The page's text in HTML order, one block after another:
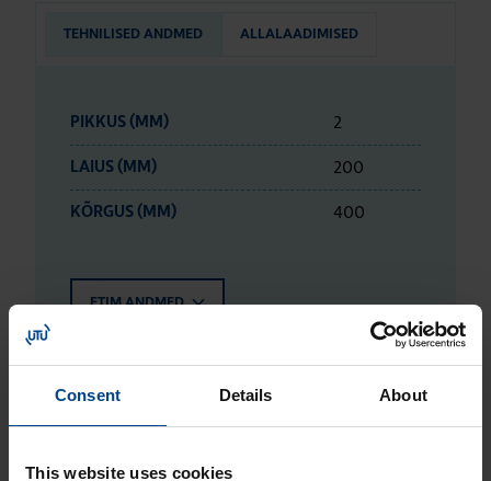
Consent Details About
This website uses cookies
TEHNILISED ANDMED ALLALAADIMISED
PIKKUS (MM) 2
LAIUS (MM) 200
KÕRGUS (MM) 400
ETIM ANDMED